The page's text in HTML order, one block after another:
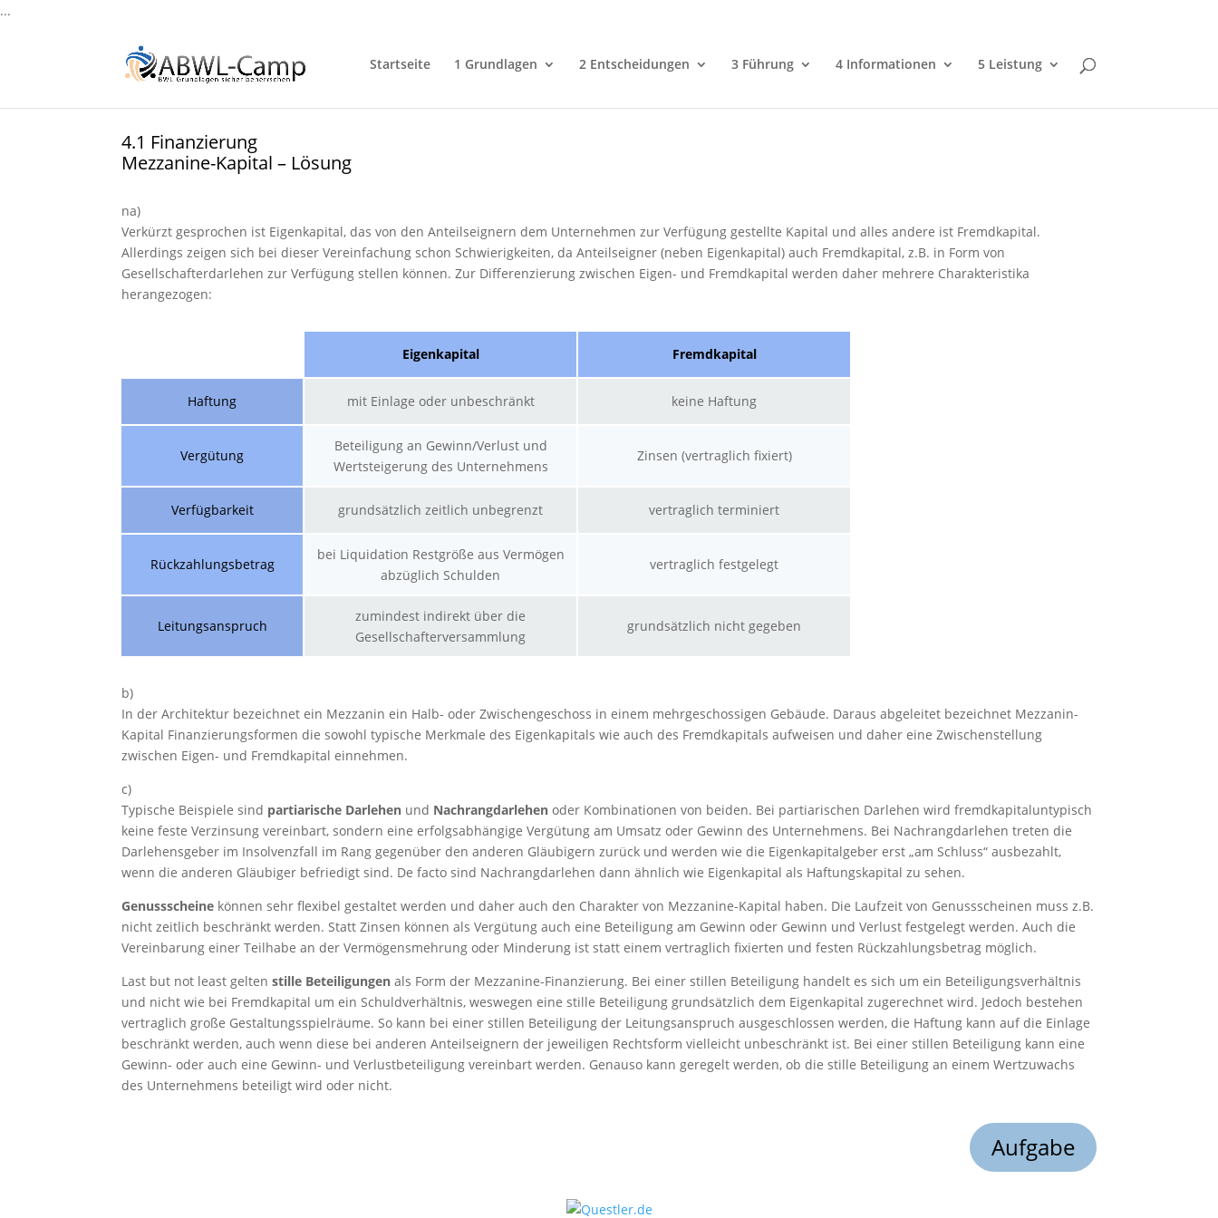
...
Startseite 1 Grundlagen 2 Entscheidungen 3 Führung 4 Informationen 5 Leistung
4.1 Finanzierung
Mezzanine-Kapital – Lösung
na)
Verkürzt gesprochen ist Eigenkapital, das von den Anteilseignern dem Unternehmen zur Verfügung gestellte Kapital und alles andere ist Fremdkapital.
Allerdings zeigen sich bei dieser Vereinfachung schon Schwierigkeiten, da Anteilseigner (neben Eigenkapital) auch Fremdkapital, z.B. in Form von
Gesellschafterdarlehen zur Verfügung stellen können. Zur Differenzierung zwischen Eigen- und Fremdkapital werden daher mehrere Charakteristika
herangezogen:
Eigenkapital Fremdkapital
Haftung mit Einlage oder unbeschränkt keine Haftung
Vergütung
Beteiligung an Gewinn/Verlust und
Wertsteigerung des Unternehmens
Zinsen (vertraglich fixiert)
Verfügbarkeit grundsätzlich zeitlich unbegrenzt vertraglich terminiert
Rückzahlungsbetrag
bei Liquidation Restgröße aus Vermögen
abzüglich Schulden
vertraglich festgelegt
Leitungsanspruch
zumindest indirekt über die
Gesellschafterversammlung
grundsätzlich nicht gegeben
b)
In der Architektur bezeichnet ein Mezzanin ein Halb- oder Zwischengeschoss in einem mehrgeschossigen Gebäude. Daraus abgeleitet bezeichnet Mezzanin-
Kapital Finanzierungsformen die sowohl typische Merkmale des Eigenkapitals wie auch des Fremdkapitals aufweisen und daher eine Zwischenstellung
zwischen Eigen- und Fremdkapital einnehmen.
c)
Typische Beispiele sind partiarische Darlehen und Nachrangdarlehen oder Kombinationen von beiden. Bei partiarischen Darlehen wird fremdkapitaluntypisch
keine feste Verzinsung vereinbart, sondern eine erfolgsabhängige Vergütung am Umsatz oder Gewinn des Unternehmens. Bei Nachrangdarlehen treten die
Darlehensgeber im Insolvenzfall im Rang gegenüber den anderen Gläubigern zurück und werden wie die Eigenkapitalgeber erst „am Schluss“ ausbezahlt,
wenn die anderen Gläubiger befriedigt sind. De facto sind Nachrangdarlehen dann ähnlich wie Eigenkapital als Haftungskapital zu sehen.
Genussscheine können sehr flexibel gestaltet werden und daher auch den Charakter von Mezzanine-Kapital haben. Die Laufzeit von Genussscheinen muss z.B.
nicht zeitlich beschränkt werden. Statt Zinsen können als Vergütung auch eine Beteiligung am Gewinn oder Gewinn und Verlust festgelegt werden. Auch die
Vereinbarung einer Teilhabe an der Vermögensmehrung oder Minderung ist statt einem vertraglich fixierten und festen Rückzahlungsbetrag möglich.
Last but not least geltenstille Beteiligungen als Form der Mezzanine-Finanzierung. Bei einer stillen Beteiligung handelt es sich um ein Beteiligungsverhältnis
und nicht wie bei Fremdkapital um ein Schuldverhältnis, weswegen eine stille Beteiligung grundsätzlich dem Eigenkapital zugerechnet wird. Jedoch bestehen
vertraglich große Gestaltungsspielräume. So kann bei einer stillen Beteiligung der Leitungsanspruch ausgeschlossen werden, die Haftung kann auf die Einlage
beschränkt werden, auch wenn diese bei anderen Anteilseignern der jeweiligen Rechtsform vielleicht unbeschränkt ist. Bei einer stillen Beteiligung kann eine
Gewinn- oder auch eine Gewinn- und Verlustbeteiligung vereinbart werden. Genauso kann geregelt werden, ob die stille Beteiligung an einem Wertzuwachs
des Unternehmens beteiligt wird oder nicht.
Aufgabe